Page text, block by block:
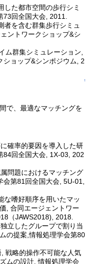
した都市空間の歩行シミ
73回全国大会, 2011.
者を含む群集歩行シミュ
ントワークショップ&シ
ム群集シミュレーション,
ショップ&シンポジウム, 2
↑
で、最適なマッチングを
確率的要因を導入した研
84回全国大会, 1X-03, 202
問題におけるマッチング
第81回全国大会, 5U-01,
な嗜好順序を用いたマッ
, 合同エージェントワー
（JAWS2018), 2018.
立したグループで割り当
の提案,情報処理学会第80
戦略的操作不可能な人気
ムの設計, 情報処理学会